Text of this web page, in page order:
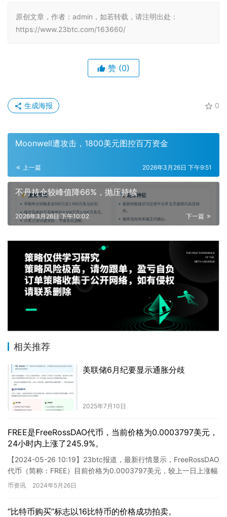
原创文章，作者：admin，如若转载，请注明出处：
https://www.23btc.com/163660/
赞 (0)
0
生成海报
Moonwell遭攻击，1800美元图控百万资金
上一篇 2026年3月26日 下午9:51
不丹持仓较峰值降66%，抛压持续
下一篇
2026年3月26日 下午10:02
相关推荐
美联储6月纪要显示通胀分歧
2025年7月10日
FREE是FreeRossDAO代币，当前价格为0.0003797美元，
24小时内上涨了245.9%。
【2024-05-26 10:19】23btc报道，最新行情显示，FreeRossDAO
代币（简称：FREE）目前价格为0.0003797美元，较上一日上涨幅
度达到245.9%。 …
币资讯 2024年5月26日
“比特币购买”标志以16比特币的价格成功拍卖。